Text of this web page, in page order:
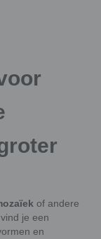
of andere
vind je een
en